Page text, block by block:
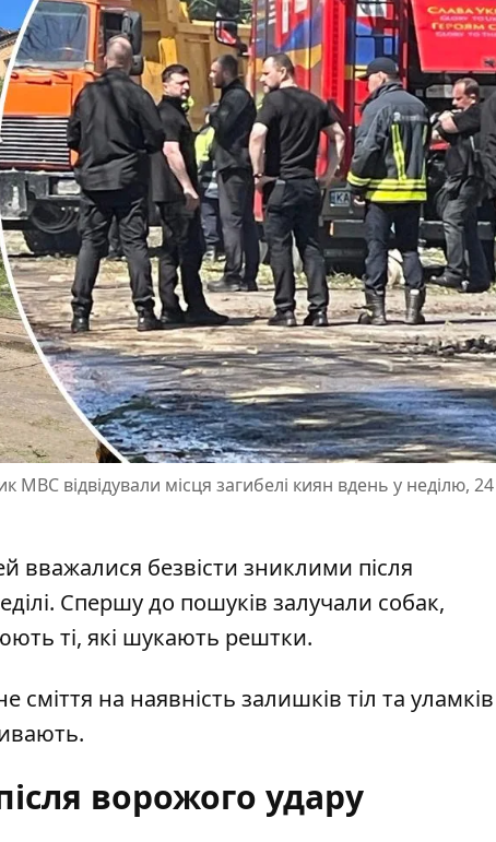
відвідували місця загибелі киян вдень у неділю, 24
безвісти зниклими після
Спершу до пошуків залучали собак,
ті, які шукають рештки.
на наявність залишків тіл та уламків
ворожого удару